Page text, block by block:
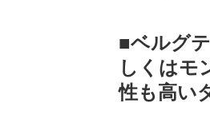
■ベルグ
しくはモ
性も高い